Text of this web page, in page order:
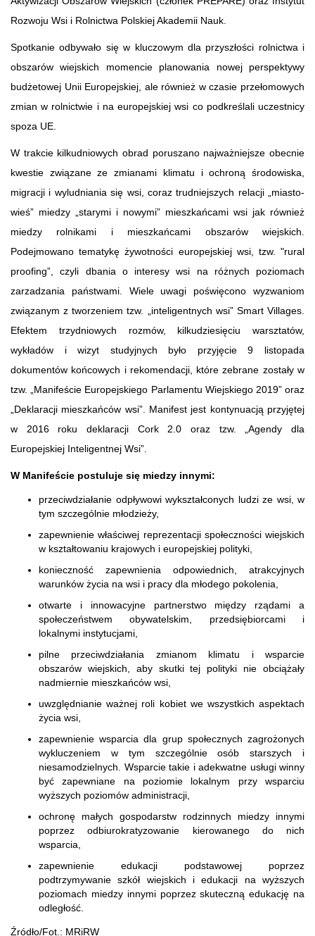
Rozwoju Wsi i Rolnictwa Polskiej Akademii Nauk.
Spotkanie odbywało się w kluczowym dla przyszłości rolnictwa i
obszarów wiejskich momencie planowania nowej perspektywy
budżetowej Unii Europejskiej, ale również w czasie przełomowych
zmian w rolnictwie i na europejskiej wsi co podkreślali uczestnicy
spoza UE.
W trakcie kilkudniowych obrad poruszano najważniejsze obecnie
kwestie związane ze zmianami klimatu i ochroną środowiska,
migracji i wyludniania się wsi, coraz trudniejszych relacji „miasto-
wieś” miedzy „starymi i nowymi” mieszkańcami wsi jak również
miedzy rolnikami i mieszkańcami obszarów wiejskich.
Podejmowano tematykę żywotności europejskiej wsi, tzw. "rural
proofing”, czyli dbania o interesy wsi na różnych poziomach
zarzadzania państwami. Wiele uwagi poświęcono wyzwaniom
związanym z tworzeniem tzw. „inteligentnych wsi” Smart Villages.
Efektem trzydniowych rozmów, kilkudziesięciu warsztatów,
wykładów i wizyt studyjnych było przyjęcie 9 listopada
dokumentów końcowych i rekomendacji, które zebrane zostały w
tzw. „Manifeście Europejskiego Parlamentu Wiejskiego 2019” oraz
„Deklaracji mieszkańców wsi”. Manifest jest kontynuacją przyjętej
w 2016 roku deklaracji Cork 2.0 oraz tzw. „Agendy dla
Europejskiej Inteligentnej Wsi”.
W Manifeście postuluje się miedzy innymi:
przeciwdziałanie odpływowi wykształconych ludzi ze wsi, w
tym szczególnie młodzieży,
zapewnienie właściwej reprezentacji społeczności wiejskich
w kształtowaniu krajowych i europejskiej polityki,
konieczność zapewnienia odpowiednich, atrakcyjnych
warunków życia na wsi i pracy dla młodego pokolenia,
otwarte i innowacyjne partnerstwo między rządami a
społeczeństwem obywatelskim, przedsiębiorcami i
lokalnymi instytucjami,
pilne przeciwdziałania zmianom klimatu i wsparcie
obszarów wiejskich, aby skutki tej polityki nie obciążały
nadmiernie mieszkańców wsi,
uwzględnianie ważnej roli kobiet we wszystkich aspektach
życia wsi,
zapewnienie wsparcia dla grup społecznych zagrożonych
wykluczeniem w tym szczególnie osób starszych i
niesamodzielnych. Wsparcie takie i adekwatne usługi winny
być zapewniane na poziomie lokalnym przy wsparciu
wyższych poziomów administracji,
ochronę małych gospodarstw rodzinnych miedzy innymi
poprzez odbiurokratyzowanie kierowanego do nich
wsparcia,
zapewnienie edukacji podstawowej poprzez
podtrzymywanie szkół wiejskich i edukacji na wyższych
poziomach miedzy innymi poprzez skuteczną edukację na
odległość.
Źródło/Fot.: MRiRW